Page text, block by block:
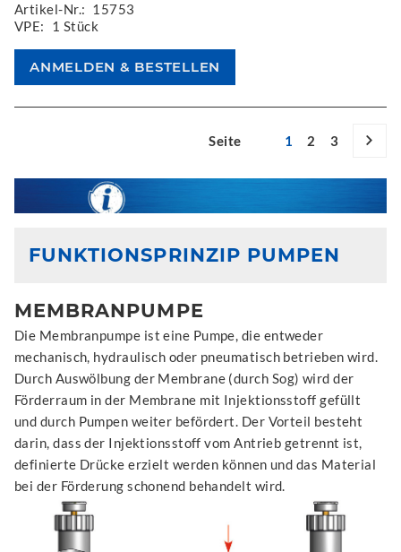
Artikel-Nr.: 15753
VPE:
1 Stück
Seite 1 2 3
FUNKTIONSPRINZIP PUMPEN
MEMBRANPUMPE
Die Membranpumpe ist eine Pumpe, die entweder
mechanisch, hydraulisch oder pneumatisch betrieben wird.
Durch Auswölbung der Membrane (durch Sog) wird der
Förderraum in der Membrane mit Injektionsstoff gefüllt
und durch Pumpen weiter befördert. Der Vorteil besteht
darin, dass der Injektionsstoff vom Antrieb getrennt ist,
definierte Drücke erzielt werden können und das Material
bei der Förderung schonend behandelt wird.